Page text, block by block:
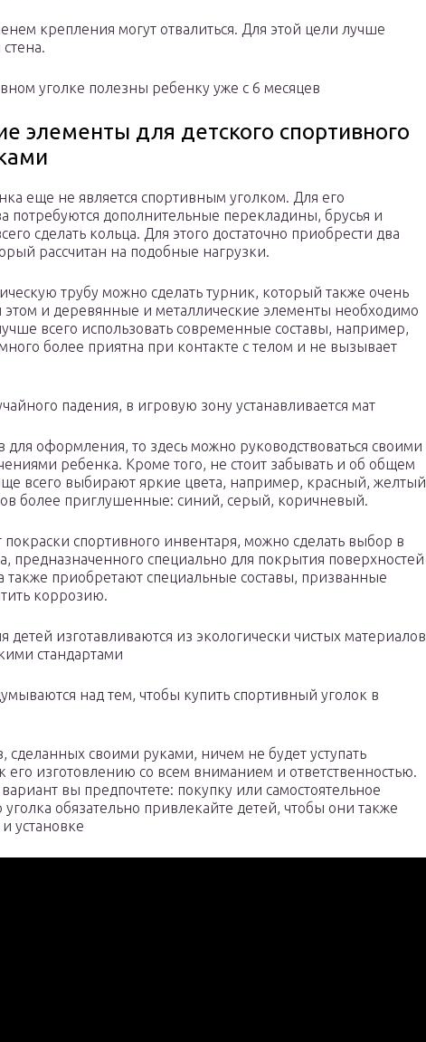
крепления могут отвалиться. Для этой цели лучше
уголке полезны ребенку уже с 6 месяцев
элементы для детского спортивного
еще не является спортивным уголком. Для его
потребуются дополнительные перекладины, брусья и
сделать кольца. Для этого достаточно приобрести два
рассчитан на подобные нагрузки.
трубу можно сделать турник, который также очень
этом и деревянные и металлические элементы необходимо
всего использовать современные составы, например,
более приятна при контакте с телом и не вызывает
падения, в игровую зону устанавливается мат
для оформления, то здесь можно руководствоваться своими
ребенка. Кроме того, не стоит забывать и об общем
всего выбирают яркие цвета, например, красный, желтый
более приглушенные: синий, серый, коричневый.
покраски спортивного инвентаря, можно сделать выбор в
предназначенного специально для покрытия поверхностей
также приобретают специальные составы, призванные
коррозию.
изготавливаются из экологически чистых материалов
стандартами
над тем, чтобы купить спортивный уголок в
сделанных своими руками, ничем не будет уступать
его изготовлению со всем вниманием и ответственностью.
вы предпочтете: покупку или самостоятельное
обязательно привлекайте детей, чтобы они также
установке